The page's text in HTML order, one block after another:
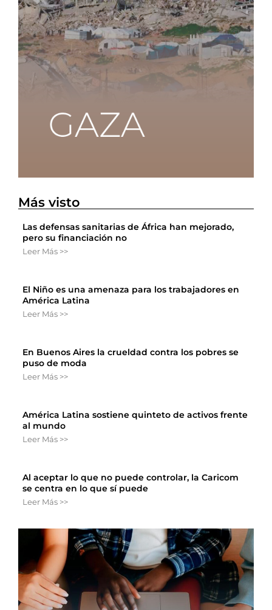
Más visto
Las defensas sanitarias de África han mejorado,
pero su financiación no
Leer Más >>
El Niño es una amenaza para los trabajadores en
América Latina
Leer Más >>
En Buenos Aires la crueldad contra los pobres se
puso de moda
Leer Más >>
América Latina sostiene quinteto de activos frente
al mundo
Leer Más >>
Al aceptar lo que no puede controlar, la Caricom
se centra en lo que sí puede
Leer Más >>